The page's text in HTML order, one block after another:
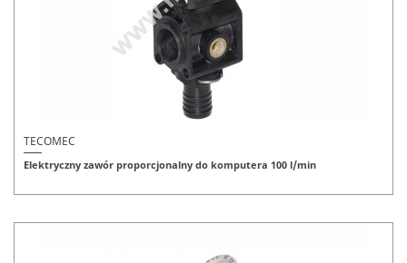
TECOMEC
Elektryczny zawór proporcjonalny do komputera 100 l/min